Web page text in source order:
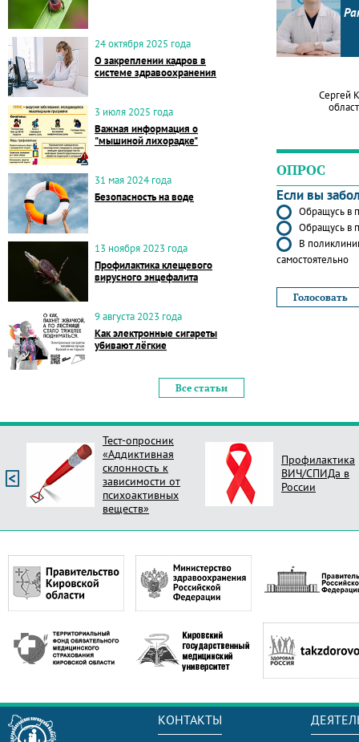
24 октября 2025 года
О закреплении кадров в
системе здравоохранения
3 июля 2025 года
Важная информация о
"мышиной лихорадке"
31 мая 2024 года
Безопасность на воде
13 ноября 2023 года
Профилактика клещевого
вирусного энцефалита
9 августа 2023 года
Как электронные сигареты
убивают лёгкие
Все статьи
Сергей
ОПРОС
Если вы
Обращусь в
Обращусь в
В
самостоятельно
Профилактика
ВИЧ/СПИДа в
России
Опрос Оцени
новый стиль
поликлиник
КОНТАКТЫ